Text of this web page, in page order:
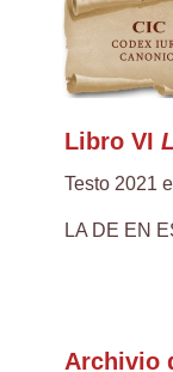
Libro VI
Testo 2021
LA DE EN
Archivio